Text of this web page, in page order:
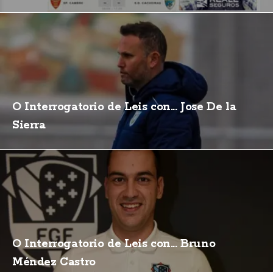
O Interrogatorio de Leis con... Jose De la
Sierra
O Interrogatorio de Leis con... Bruno
Méndez Castro